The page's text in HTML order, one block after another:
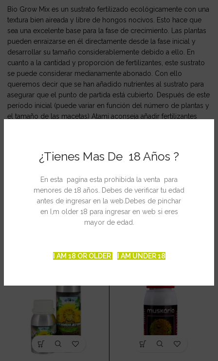
¿Tienes Mas De 18 Años ?
En esta pagina esta prohibida la venta para
menores de 18 años. Debes de verificar tu edad
antes de ingresar en la web.Debes de pinchar
en I,m older 18 para ingresar en web si eres
mayor de edad.
I AM 18 OR OLDER I AM UNDER 18
Bio Grow Mix es un sustrato fertilizado ecológicamente con una
textura bien aireada y libre de hongos nocivos. Esto hace que
sea una excelente base para la fase de crecimiento. Las plantas
pueden enraizarse en él directamente desde la fase inicial y
desarrollar su tamaño considerablemente debido a ello. En
cuanto a la cantidad y proporción de fertilizantes, este sustrato
se puede considerar medianamente abonado. Con ello
queremos decir que se han añadido nutrientes al sustrato para
asegurar que el punto de partida está cubierto. Después de este
período inicial (puede variar en función del número de plantas y
el tamaño de las macetas) Atami aconseja añadir fertilizantes
INFORMACIÓN ADICIONAL